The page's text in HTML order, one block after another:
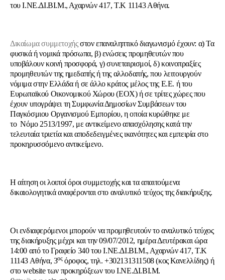
του Ι.ΝΕ.ΔΙ.ΒΙ.Μ., Αχαρνών 417, Τ.Κ 11143 Αθήνα.
Δικαίωμα συμμετοχήςστον επαναληπτικό διαγωνισμό έχουν: α) Τα
φυσικά ή νομικά πρόσωπα, β) ενώσεις προμηθευτών που
υποβάλουν κοινή προσφορά, γ) συνεταιρισμοί, δ) κοινοπραξίες
προμηθευτών της ημεδαπής ή της αλλοδαπής, που λειτουργούν
νόμιμα στην Ελλάδα ή σε άλλο κράτος μέλος της Ε.Ε. ή του
Ευρωπαϊκού Οικονομικού Χώρου (ΕΟΧ) ή σε τρίτες χώρες που
έχουν υπογράψει τη Συμφωνία Δημοσίων Συμβάσεων του
Παγκόσμιου Οργανισμού Εμπορίου, η οποία κυρώθηκε με
το Νόμο 2513/1997, με αντικείμενο απασχόλησης κατά την
τελευταία τριετία και αποδεδειγμένες ικανότητες και εμπειρία στο
προκηρυσσόμενο αντικείμενο.
Η αίτηση οι λοιποί όροι συμμετοχής και τα απαιτούμενα
δικαιολογητικά αναφέρονται στο αναλυτικό τεύχος της διακήρυξης.
Οι ενδιαφερόμενοι μπορούν να προμηθευτούν το αναλυτικό τεύχος
της διακήρυξης μέχρι και την 09/07/2012, ημέρα Δευτέρακαι ώρα
14:00 από το Γραφείο 340 του Ι.ΝΕ.ΔΙ.ΒΙ.Μ., Αχαρνών 417, Τ.Κ
11143 Αθήνα, 3οςόροφος, τηλ. +302131311508 (κος Κανελλίδης) ή
στο website των προκηρύξεων του Ι.ΝΕ.ΔΙ.ΒΙ.Μ.